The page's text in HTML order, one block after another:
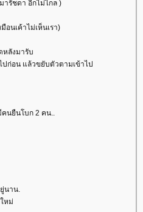
ารัชดา อีกไม่ไกล )
นเค้าไม่เห็นเรา)
หลังมารับ
ปก่อน แล้วขยับตัวตามเข้าไป
นยืนโบก 2 คน..
นาน.
หม่